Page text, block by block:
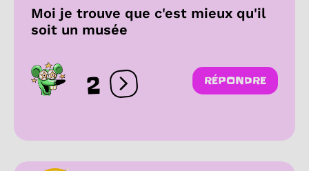
Moi je trouve que c'est mieux qu'il
soit un musée
2 Ouvrir les réactions
RÉPONDRE